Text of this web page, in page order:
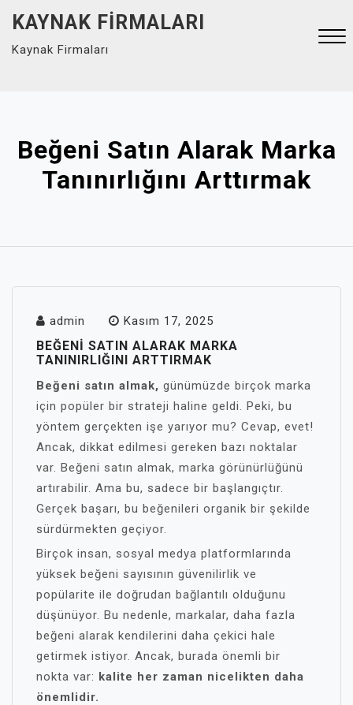
content
KAYNAK FIRMALARI
Kaynak Firmaları
Beğeni Satın Alarak Marka
Tanınırlığını Arttırmak
admin Kasım 17, 2025
BEĞENI SATIN ALARAK MARKA
TANINIRLIĞINI ARTTIRMAK
Beğeni satın almak, günümüzde birçok marka
için popüler bir strateji haline geldi. Peki, bu
yöntem gerçekten işe yarıyor mu? Cevap, evet!
Ancak, dikkat edilmesi gereken bazı noktalar
var. Beğeni satın almak, marka görünürlüğünü
artırabilir. Ama bu, sadece bir başlangıçtır.
Gerçek başarı, bu beğenileri organik bir şekilde
sürdürmekten geçiyor.
Birçok insan, sosyal medya platformlarında
yüksek beğeni sayısının güvenilirlik ve
popülarite ile doğrudan bağlantılı olduğunu
düşünüyor. Bu nedenle, markalar, daha fazla
beğeni alarak kendilerini daha çekici hale
getirmek istiyor. Ancak, burada önemli bir
nokta var: kalite her zaman nicelikten daha
önemlidir.